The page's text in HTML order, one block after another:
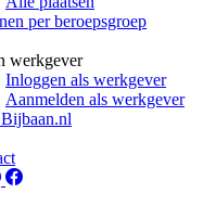
per beroepsgroep
werkgever
Inloggen als werkgever
Aanmelden als werkgever